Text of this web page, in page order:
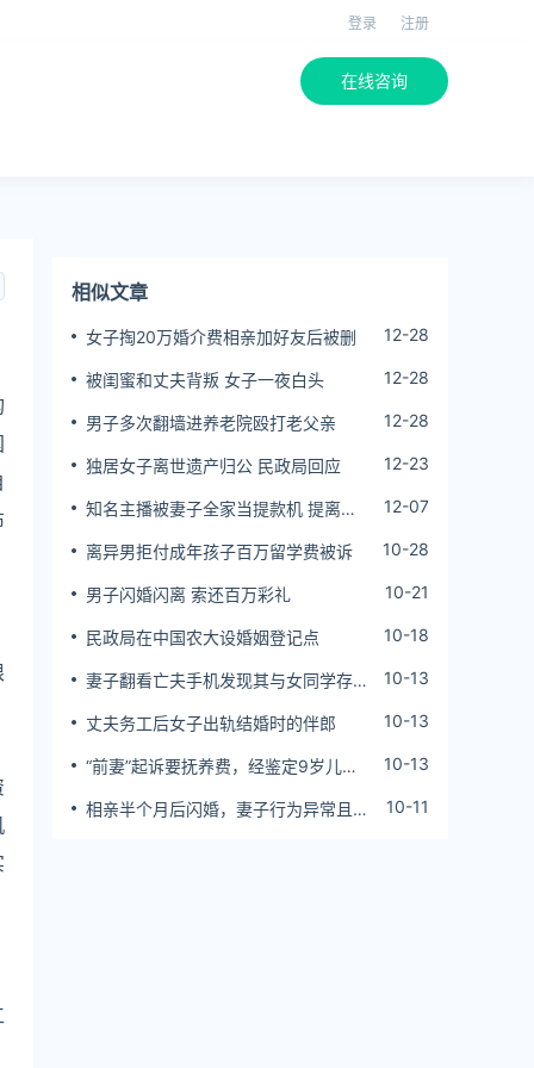
登录 注册
在线咨询
相似文章
女子掏20万婚介费相亲加好友后被删 12-28
被闺蜜和丈夫背叛 女子一夜白头 12-28
男子多次翻墙进养老院殴打老父亲 12-28
独居女子离世遗产归公 民政局回应 12-23
知名主播被妻子全家当提款机 提离婚
12-07
离异男拒付成年孩子百万留学费被诉 10-28
男子闪婚闪离 索还百万彩礼 10-21
民政局在中国农大设婚姻登记点 10-18
妻子翻看亡夫手机发现其与女同学存婚
10-13
丈夫务工后女子出轨结婚时的伴郎 10-13
“前妻”起诉要抚养费，经鉴定9岁儿子
10-13
相亲半个月后闪婚，妻子行为异常且持
10-11